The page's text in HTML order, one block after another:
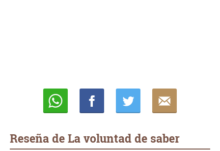
Reseña de La voluntad de saber